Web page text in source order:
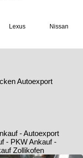
Autoexport
- Autoexport
- PKW Ankauf -
Zollikofen